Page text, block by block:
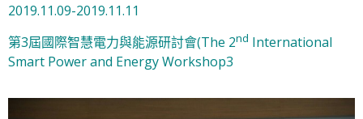
2019.11.09-2019.11.11
第3屆國際智慧電力與能源研討會(The 2nd International
Smart Power and Energy Workshop3